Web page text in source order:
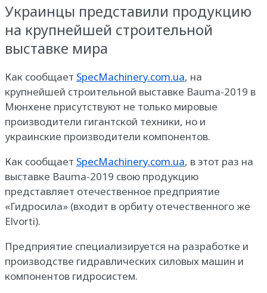
Украинцы представили продукцию
на крупнейшей строительной
выставке мира
Как сообщает SpecMachinery.com.ua, на
крупнейшей строительной выставке Bauma-2019 в
Мюнхене присутствуют не только мировые
производители гигантской техники, но и
украинские производители компонентов.
Как сообщает SpecMachinery.com.ua, в этот раз на
выставке Bauma-2019 свою продукцию
представляет отечественное предприятие
«Гидросила» (входит в орбиту отечественного же
Elvorti).
Предприятие специализируется на разработке и
производстве гидравлических силовых машин и
компонентов гидросистем.